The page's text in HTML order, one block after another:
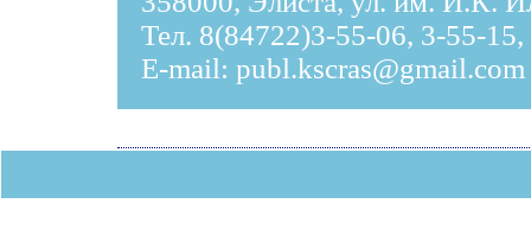
Тел. 8(84722)3-55-06, 3-55-
E-mail: publ.kscras@gmail.com